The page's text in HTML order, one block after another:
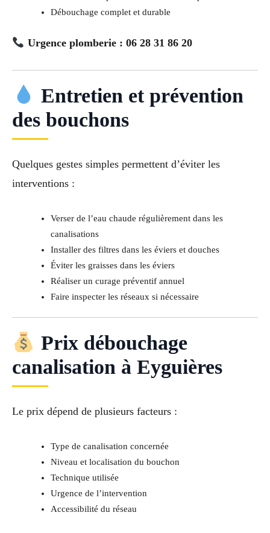
Débouchage complet et durable
Urgence plomberie : 06 28 31 86 20
Entretien et prévention
des bouchons
Quelques gestes simples permettent d’éviter les
interventions :
Verser de l’eau chaude régulièrement dans les
canalisations
Installer des filtres dans les éviers et douches
Éviter les graisses dans les éviers
Réaliser un curage préventif annuel
Faire inspecter les réseaux si nécessaire
Prix débouchage
canalisation à Eyguières
Le prix dépend de plusieurs facteurs :
Type de canalisation concernée
Niveau et localisation du bouchon
Technique utilisée
Urgence de l’intervention
Accessibilité du réseau